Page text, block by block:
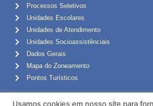
Processos Seletivos
Unidades Escolares
Unidades de Atendimento
Unidades Socioassistênciais
Dados Gerais
Mapa do Zoneamento
Pontos Turísticos
Usamos cookies em nosso site para